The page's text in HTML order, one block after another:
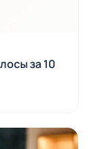
за 10